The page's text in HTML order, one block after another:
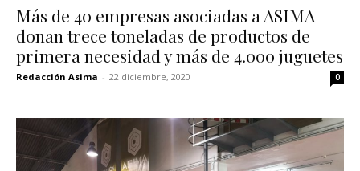
Más de 40 empresas asociadas a ASIMA
donan trece toneladas de productos de
primera necesidad y más de 4.000 juguetes
Redacción Asima - 22 diciembre, 2020 0